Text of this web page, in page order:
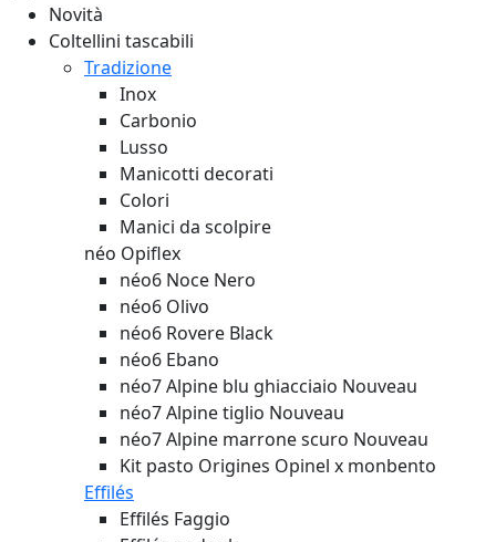
Novità
Coltellini tascabili
Tradizione
Inox
Carbonio
Lusso
Manicotti decorati
Colori
Manici da scolpire
néo Opiflex
néo6 Noce Nero
néo6 Olivo
néo6 Rovere Black
néo6 Ebano
néo7 Alpine blu ghiacciaio Nouveau
néo7 Alpine tiglio Nouveau
néo7 Alpine marrone scuro Nouveau
Kit pasto Origines Opinel x monbento
Effilés
Effilés Faggio